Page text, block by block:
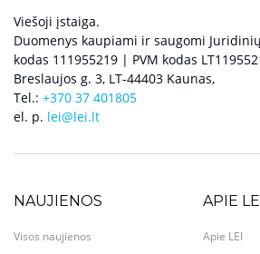
Viešoji įstaiga.
Duomenys kaupiami ir saugomi
kodas 111955219 | PVM kodas
Breslaujos g. 3, LT-44403 Kaunas,
Tel.: +370 37 401805
el. p. lei@lei.lt
NAUJIENOS
Visos naujienos
APIE LEI
Apie LEI